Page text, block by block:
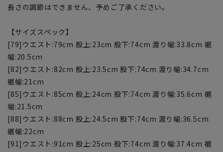
長さの調節はできません、予めご了承ください。
【サイズスペック】
[79]ウエスト:79cm 股上:23cm 股下:74cm 渡り幅:33.8cm 裾
幅:20.5cm
[82]ウエスト:82cm 股上:23.5cm 股下:74cm 渡り幅:34.7cm
裾幅:21cm
[85]ウエスト:85cm 股上:24cm 股下:74cm 渡り幅:35.6cm 裾
幅:21.5cm
[88]ウエスト:88cm 股上:24.5cm 股下:74cm 渡り幅:36.5cm
裾幅:22cm
[91]ウエスト:91cm 股上:25cm 股下:74cm 渡り幅:37.4cm 裾